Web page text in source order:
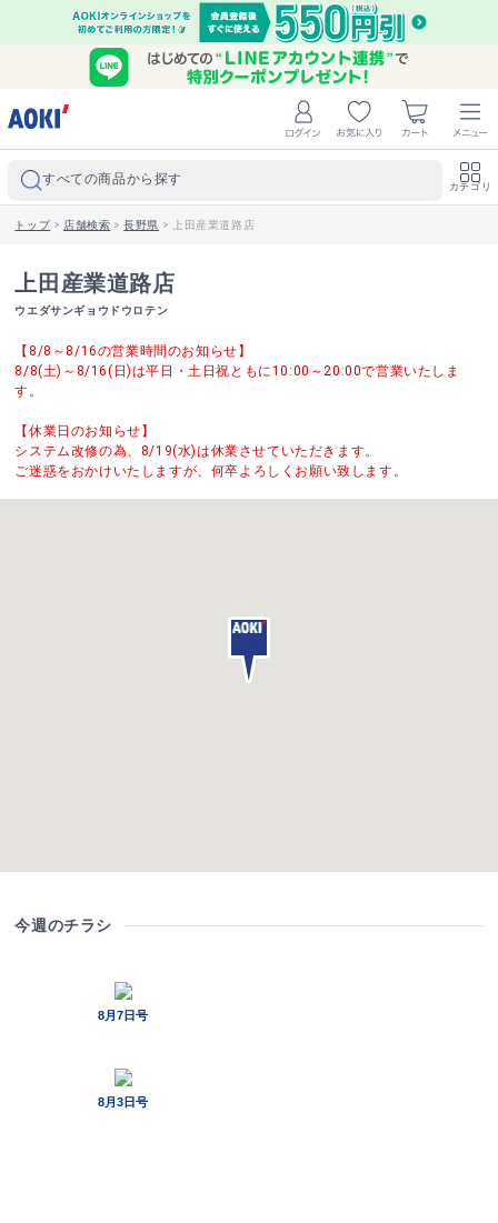
すべての商品から探す カテゴリ
トップ> 店舗検索 >長野県 > 上田産業道路店
上田産業道路店
ウエダサンギョウドウロテン
【8/8～8/16の営業時間のお知らせ】
8/8(土)～8/16(日)は平日・土日祝ともに10:00～20:00で営業いたしま
す。
【休業日のお知らせ】
システム改修の為、8/19(水)は休業させていただきます。
ご迷惑をおかけいたしますが、何卒よろしくお願い致します。
今週のチラシ